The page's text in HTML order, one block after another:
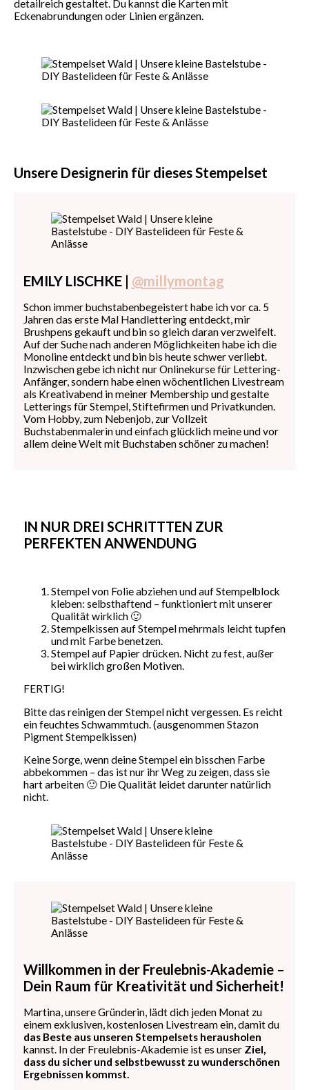
detailreich gestaltet. Du kannst die Karten mit
Eckenabrundungen oder Linien ergänzen.
Unsere Designerin für dieses Stempelset
EMILY LISCHKE | @millymontag
Schon immer buchstabenbegeistert habe ich vor ca. 5
Jahren das erste Mal Handlettering entdeckt, mir
Brushpens gekauft und bin so gleich daran verzweifelt.
Auf der Suche nach anderen Möglichkeiten habe ich die
Monoline entdeckt und bin bis heute schwer verliebt.
Inzwischen gebe ich nicht nur Onlinekurse für Lettering-
Anfänger, sondern habe einen wöchentlichen Livestream
als Kreativabend in meiner Membership und gestalte
Letterings für Stempel, Stiftefirmen und Privatkunden.
Vom Hobby, zum Nebenjob, zur Vollzeit
Buchstabenmalerin und einfach glücklich meine und vor
allem deine Welt mit Buchstaben schöner zu machen!
IN NUR DREI SCHRITTTEN ZUR
PERFEKTEN ANWENDUNG
Stempel von Folie abziehen und auf Stempelblock
kleben: selbsthaftend – funktioniert mit unserer
Qualität wirklich 🙂
Stempelkissen auf Stempel mehrmals leicht tupfen
und mit Farbe benetzen.
Stempel auf Papier drücken. Nicht zu fest, außer
bei wirklich großen Motiven.
FERTIG!
Bitte das reinigen der Stempel nicht vergessen. Es reicht
ein feuchtes Schwammtuch. (ausgenommen Stazon
Pigment Stempelkissen)
Keine Sorge, wenn deine Stempel ein bisschen Farbe
abbekommen – das ist nur ihr Weg zu zeigen, dass sie
hart arbeiten 🙂 Die Qualität leidet darunter natürlich
nicht.
Willkommen in der Freulebnis-Akademie –
Dein Raum für Kreativität und Sicherheit!
Martina, unsere Gründerin, lädt dich jeden Monat zu
einem exklusiven, kostenlosen Livestream ein, damit du
das Beste aus unseren Stempelsets herausholen
kannst. In der Freulebnis-Akademie ist es unser Ziel,
dass du sicher und selbstbewusst zu wunderschönen
Ergebnissen kommst.